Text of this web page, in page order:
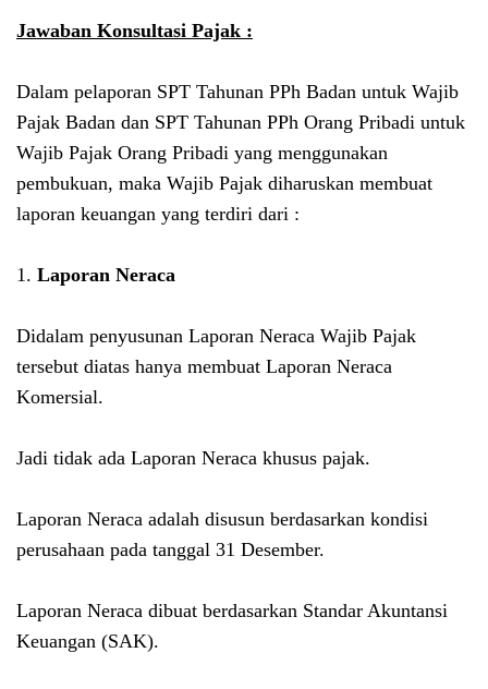
Jawaban Konsultasi Pajak :
Dalam pelaporan SPT Tahunan PPh Badan untuk Wajib
Pajak Badan dan SPT Tahunan PPh Orang Pribadi untuk
Wajib Pajak Orang Pribadi yang menggunakan
pembukuan, maka Wajib Pajak diharuskan membuat
laporan keuangan yang terdiri dari :
1. Laporan Neraca
Didalam penyusunan Laporan Neraca Wajib Pajak
tersebut diatas hanya membuat Laporan Neraca
Komersial.
Jadi tidak ada Laporan Neraca khusus pajak.
Laporan Neraca adalah disusun berdasarkan kondisi
perusahaan pada tanggal 31 Desember.
Laporan Neraca dibuat berdasarkan Standar Akuntansi
Keuangan (SAK).